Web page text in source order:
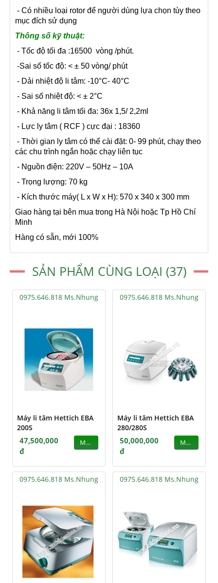
- Có nhiều loại rotor để người dùng lựa chọn tùy theo
mục đích sử dụng
Thông số kỹ thuật:
- Tốc độ tối đa :16500 vòng /phút.
-Sai số tốc độ: < ± 50 vòng/ phút
- Dải nhiệt độ li tâm: -10°C- 40°C
- Sai số nhiệt độ: < ± 2°C
- Khả năng li tâm tối đa: 36x 1,5/ 2,2ml
- Lực ly tâm ( RCF ) cực đại : 18360
- Thời gian ly tâm có thể cài đặt: 0- 99 phút, chạy theo
các chu trình ngắn hoặc chạy liên tục
- Nguồn điện: 220V – 50Hz – 10A
- Trọng lượng: 70 kg
- Kích thước máy( L x W x H): 570 x 340 x 300 mm
Giao hàng tại bên mua trong Hà Nội hoặc Tp Hồ Chí
Minh
Hàng có sẵn, mới 100%
SẢN PHẨM CÙNG LOẠI (37)
0975.646.818 Ms.Nhung
Máy li tâm Hettich EBA
200S
47,500,000
đ
MUA
0975.646.818 Ms.Nhung
Máy li tâm Hettich EBA
280/280S
50,000,000
đ
MUA
0975.646.818 Ms.Nhung 0975.646.818 Ms.Nhung